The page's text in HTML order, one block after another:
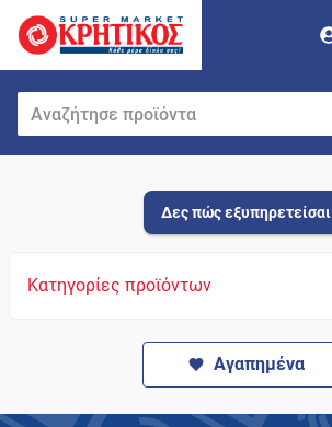
Δες πώς εξυπηρετείσαι
Κατηγορίες προϊόντων
Αγαπημένα